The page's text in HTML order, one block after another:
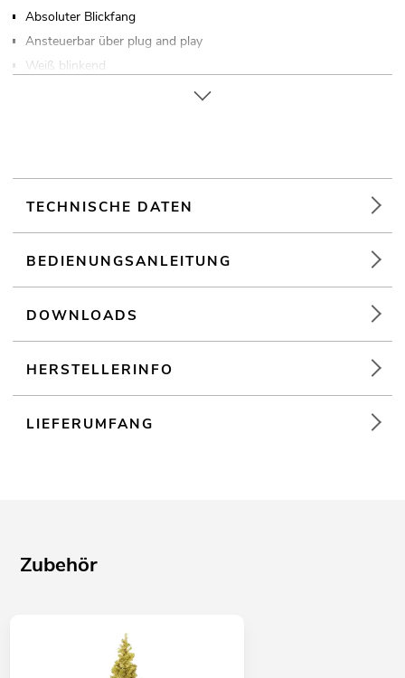
Absoluter Blickfang
Ansteuerbar über plug and play
Weiß blinkend
In verschiedenen Farben erhältlich
36 LEDs kaltweiß (CW)
TECHNISCHE DATEN
BEDIENUNGSANLEITUNG
DOWNLOADS
HERSTELLERINFO
LIEFERUMFANG
Zubehör